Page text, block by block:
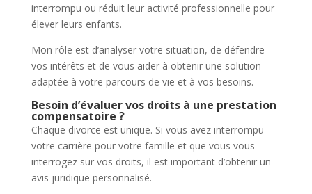
interrompu ou réduit leur activité professionnelle pour
élever leurs enfants.
Mon rôle est d’analyser votre situation, de défendre
vos intérêts et de vous aider à obtenir une solution
adaptée à votre parcours de vie et à vos besoins.
Besoin d’évaluer vos droits à une prestation
compensatoire ?
Chaque divorce est unique. Si vous avez interrompu
votre carrière pour votre famille et que vous vous
interrogez sur vos droits, il est important d’obtenir un
avis juridique personnalisé.